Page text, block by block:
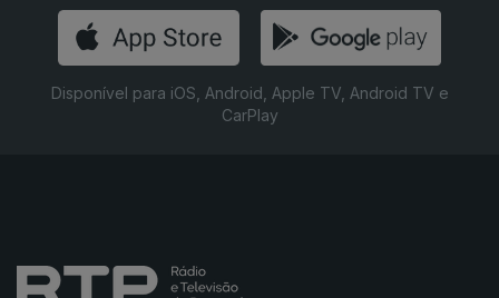
Disponível para iOS, Android, Apple TV, Android TV e
CarPlay